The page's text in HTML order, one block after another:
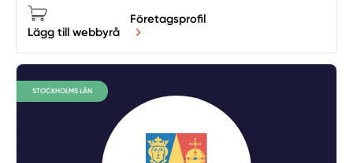
Lägg till webbyrå
Företagsprofil
STOCKHOLMS LÄN